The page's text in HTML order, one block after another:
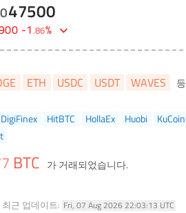
47500
-1.86%
ETH USDC USDT WAVES 등
DigiFinex HitBTC HollaEx Huobi KuCoin
BTC 가 거래되었습니다.
최근 업데이트: Fri, 07 Aug 2026 22:03:13 UTC